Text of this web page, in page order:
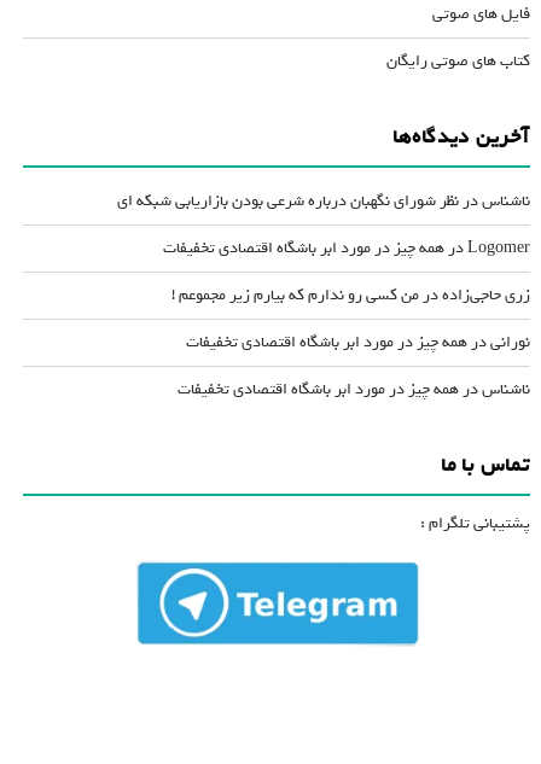
فایل های صوتی
کتاب های صوتی رایگان
آخرین دیدگاه‌ها
ناشناسدرنظر شورای نگهبان درباره شرعی بودن بازاریابی شبکه ای
Logomerدرهمه چیز در مورد ابر باشگاه اقتصادی تخفیفات
زری حاجی‌زادهدرمن کسی رو ندارم که بیارم زیر مجموعم !
نورانیدرهمه چیز در مورد ابر باشگاه اقتصادی تخفیفات
ناشناسدرهمه چیز در مورد ابر باشگاه اقتصادی تخفیفات
تماس با ما
پشتیبانی تلگرام :